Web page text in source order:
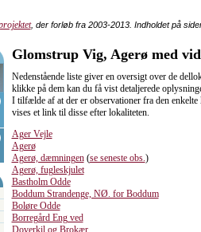
, der forløb fra 2003-2013. Indholdet på
Glomstrup Vig, Agerø med
Nedenstående liste giver en oversigt over de
klikke på dem kan du få vist detaljerede
I tilfælde af at der er observationer fra den enkelte
vises et link til disse efter lokaliteten.
Ager Vejle
Agerø
Agerø, dæmningen(se seneste obs.)
Agerø, fugleskjulet
Bastholm Odde
Boddum Strandenge, NØ. for Boddum
Boløre Odde
Borregård Eng ved
Doverkil og Brokær